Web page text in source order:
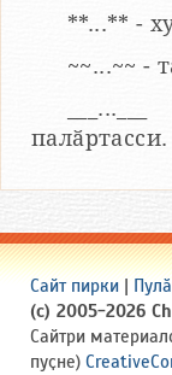
**...** -
~~...~~ -
палӑртасси.
Сайт пирки |
(c) 2005-2026
Сайтри
пуҫне)